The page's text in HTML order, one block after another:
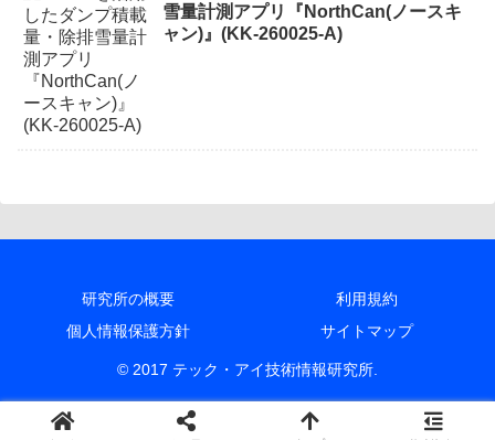
雪量計測アプリ『NorthCan(ノースキ
ャン)』(KK-260025-A)
研究所の概要
利用規約
個人情報保護方針
サイトマップ
© 2017 テック・アイ技術情報研究所.